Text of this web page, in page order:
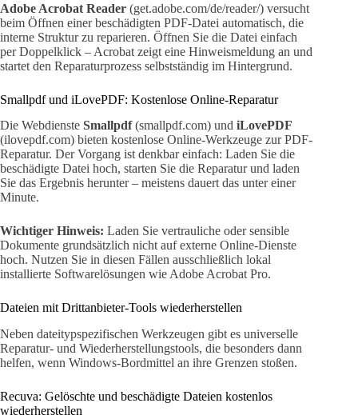
Adobe Acrobat Reader (get.adobe.com/de/reader/) versucht
beim Öffnen einer beschädigten PDF-Datei automatisch, die
interne Struktur zu reparieren. Öffnen Sie die Datei einfach
per Doppelklick – Acrobat zeigt eine Hinweismeldung an und
startet den Reparaturprozess selbstständig im Hintergrund.
Smallpdf und iLovePDF: Kostenlose Online-Reparatur
Die Webdienste Smallpdf(smallpdf.com) und iLovePDF
(ilovepdf.com) bieten kostenlose Online-Werkzeuge zur PDF-
Reparatur. Der Vorgang ist denkbar einfach: Laden Sie die
beschädigte Datei hoch, starten Sie die Reparatur und laden
Sie das Ergebnis herunter – meistens dauert das unter einer
Minute.
Wichtiger Hinweis: Laden Sie vertrauliche oder sensible
Dokumente grundsätzlich nicht auf externe Online-Dienste
hoch. Nutzen Sie in diesen Fällen ausschließlich lokal
installierte Softwarelösungen wie Adobe Acrobat Pro.
Dateien mit Drittanbieter-Tools wiederherstellen
Neben dateitypspezifischen Werkzeugen gibt es universelle
Reparatur- und Wiederherstellungstools, die besonders dann
helfen, wenn Windows-Bordmittel an ihre Grenzen stoßen.
Recuva: Gelöschte und beschädigte Dateien kostenlos
wiederherstellen